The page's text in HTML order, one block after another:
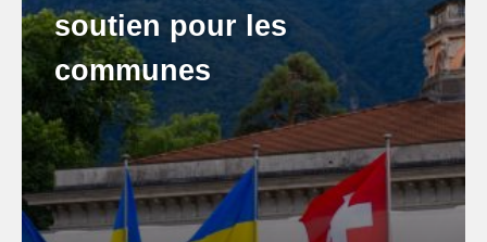
soutien pour les
communes